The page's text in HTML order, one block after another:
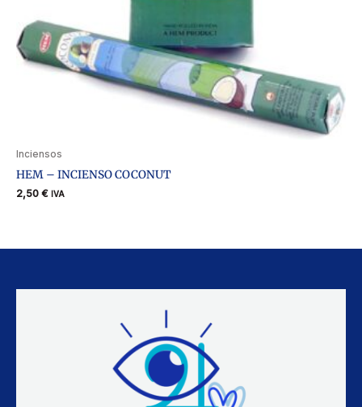
Inciensos
HEM – INCIENSO COCONUT
2,50 € IVA